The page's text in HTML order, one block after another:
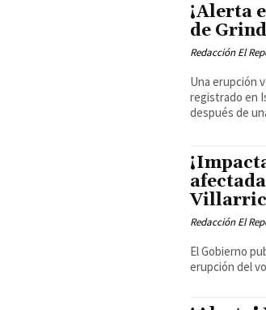
¡Alerta
de
Redacción El
Una erupción
registrado en
después de
Redacción El
El Gobierno
erupción del